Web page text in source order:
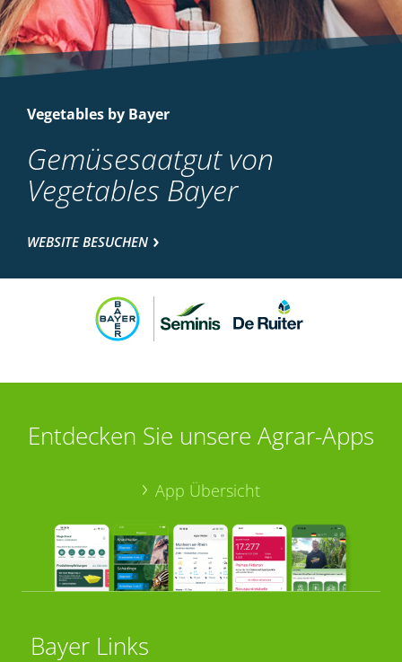
Vegetables by Bayer
Gemüsesaatgut von
Vegetables Bayer
WEBSITE BESUCHEN
Entdecken Sie unsere Agrar-Apps
App Übersicht
Bayer Links